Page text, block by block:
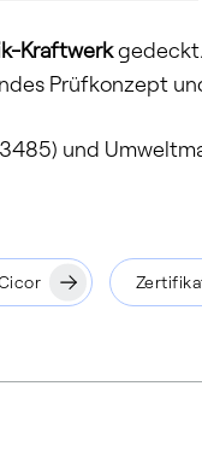
Kraftwerkgedeckt.
Prüfkonzept
und